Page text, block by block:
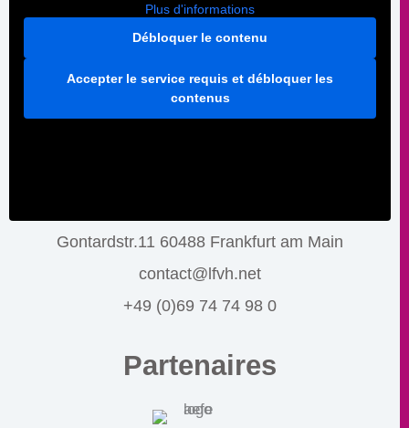
Plus d'informations
Débloquer le contenu
Accepter le service requis et débloquer les
contenus
Gontardstr.11 60488 Frankfurt am Main
contact@lfvh.net
+49 (0)69 74 74 98 0
Partenaires